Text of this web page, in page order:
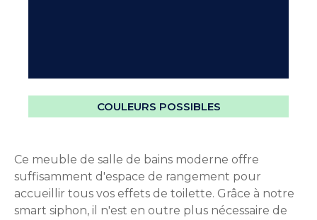
COULEURS POSSIBLES
Ce meuble de salle de bains moderne offre
suffisamment d'espace de rangement pour
accueillir tous vos effets de toilette. Grâce à notre
smart siphon, il n'est en outre plus nécessaire de